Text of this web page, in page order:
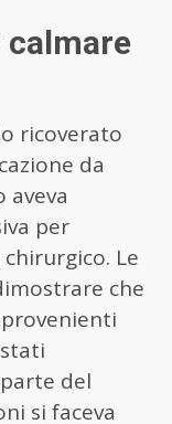
calmare
ricoverato
da
aveva
per
Le
che
del
si faceva